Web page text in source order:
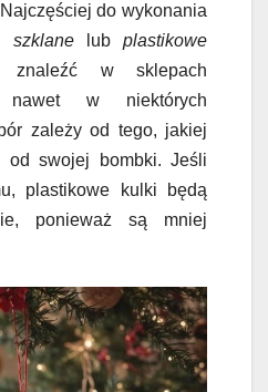
do wykonania
szklanelubplastikowe
w sklepach
nawet w niektórych
zależy od tego, jakiej
od swojej bombki. Jeśli
plastikowe kulki będą
ponieważ są mniej